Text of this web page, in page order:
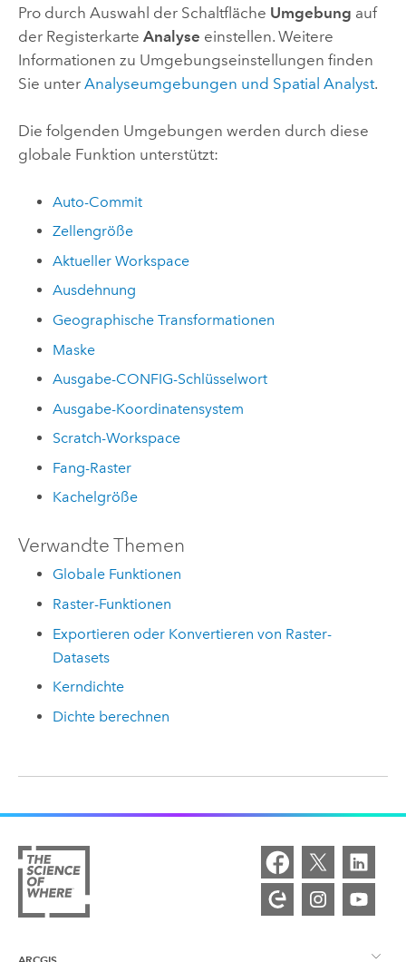
Produrch Auswahl der Schaltfläche Umgebung auf
der Registerkarte Analyse einstellen. Weitere
Informationen zu Umgebungseinstellungen finden
Sie unter Analyseumgebungen und Spatial Analyst.
Die folgenden Umgebungen werden durch diese
globale Funktion unterstützt:
Auto-Commit
Zellengröße
Aktueller Workspace
Ausdehnung
Geographische Transformationen
Maske
Ausgabe-CONFIG-Schlüsselwort
Ausgabe-Koordinatensystem
Scratch-Workspace
Fang-Raster
Kachelgröße
Verwandte Themen
Globale Funktionen
Raster-Funktionen
Exportieren oder Konvertieren von Raster-
Datasets
Kerndichte
Dichte berechnen